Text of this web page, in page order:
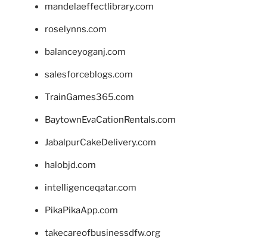
mandelaeffectlibrary.com
roselynns.com
balanceyoganj.com
salesforceblogs.com
TrainGames365.com
BaytownEvaCationRentals.com
JabalpurCakeDelivery.com
halobjd.com
intelligenceqatar.com
PikaPikaApp.com
takecareofbusinessdfw.org